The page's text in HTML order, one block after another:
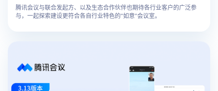
腾讯会议与联合发起方、以及生态合作伙伴也期待各行业客户的广泛参
与，一起探索建设更符合各自行业特色的“如意”会议室。